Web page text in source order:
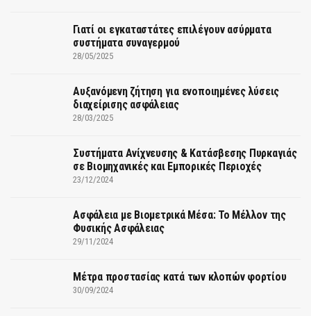
Γιατί οι εγκαταστάτες επιλέγουν ασύρματα
συστήματα συναγερμού
28/05/2025
Αυξανόμενη ζήτηση για ενοποιημένες λύσεις
διαχείρισης ασφάλειας
28/03/2025
Συστήματα Ανίχνευσης & Κατάσβεσης Πυρκαγιάς
σε Βιομηχανικές και Εμπορικές Περιοχές
23/12/2024
Ασφάλεια με Βιομετρικά Μέσα: Το Μέλλον της
Φυσικής Ασφάλειας
29/11/2024
Μέτρα προστασίας κατά των κλοπών φορτίου
30/09/2024